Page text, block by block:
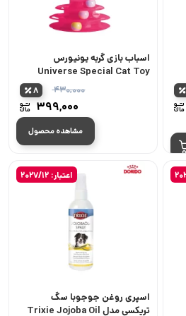
قیمت
اصلی:
بود.
فعلی:
اسباب بازی گربه یونیورس
Universe Special Cat Toy
۴۳۰,۰۰۰
قیمت
بود.
۳۹۹,۰۰۰
قیمت
فعلی:
۳۹۹,۰۰۰
8
مشاهده محصول
اعتبار: 2027/12
اسپری روغن جوجوبا سگ
تریکسی مدل Trixie Jojoba Oil